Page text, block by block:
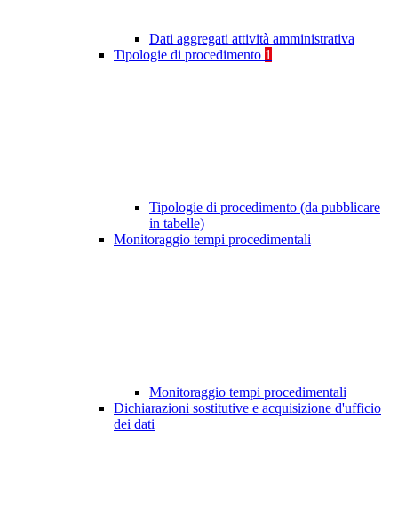
Dati aggregati attività amministrativa
Tipologie di procedimento 1
Tipologie di procedimento (da pubblicare
in tabelle)
Monitoraggio tempi procedimentali
Monitoraggio tempi procedimentali
Dichiarazioni sostitutive e acquisizione d'ufficio
dei dati